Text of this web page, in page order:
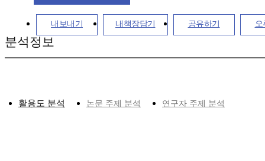
내보내기 내책장담기 공유하기 오
분석정보
활용도 분석 논문 주제 분석 연구자 주제 분석